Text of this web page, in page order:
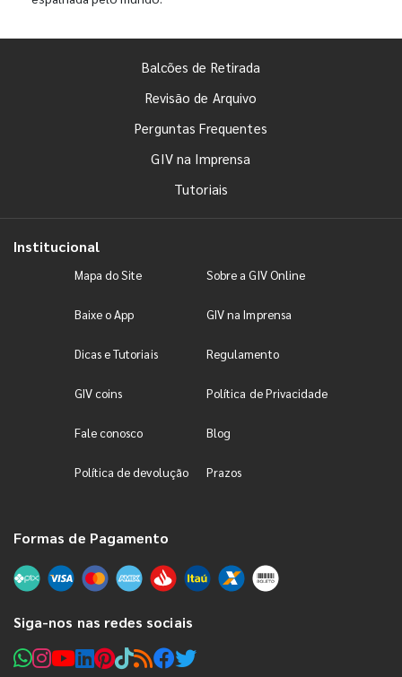
Balcões de Retirada
Revisão de Arquivo
Perguntas Frequentes
GIV na Imprensa
Tutoriais
Institucional
Mapa do Site Sobre a GIV Online
Baixe o App GIV na Imprensa
Dicas e Tutoriais Regulamento
GIV coins Política de Privacidade
Fale conosco Blog
Política de devolução Prazos
Formas de Pagamento
Siga-nos nas redes sociais